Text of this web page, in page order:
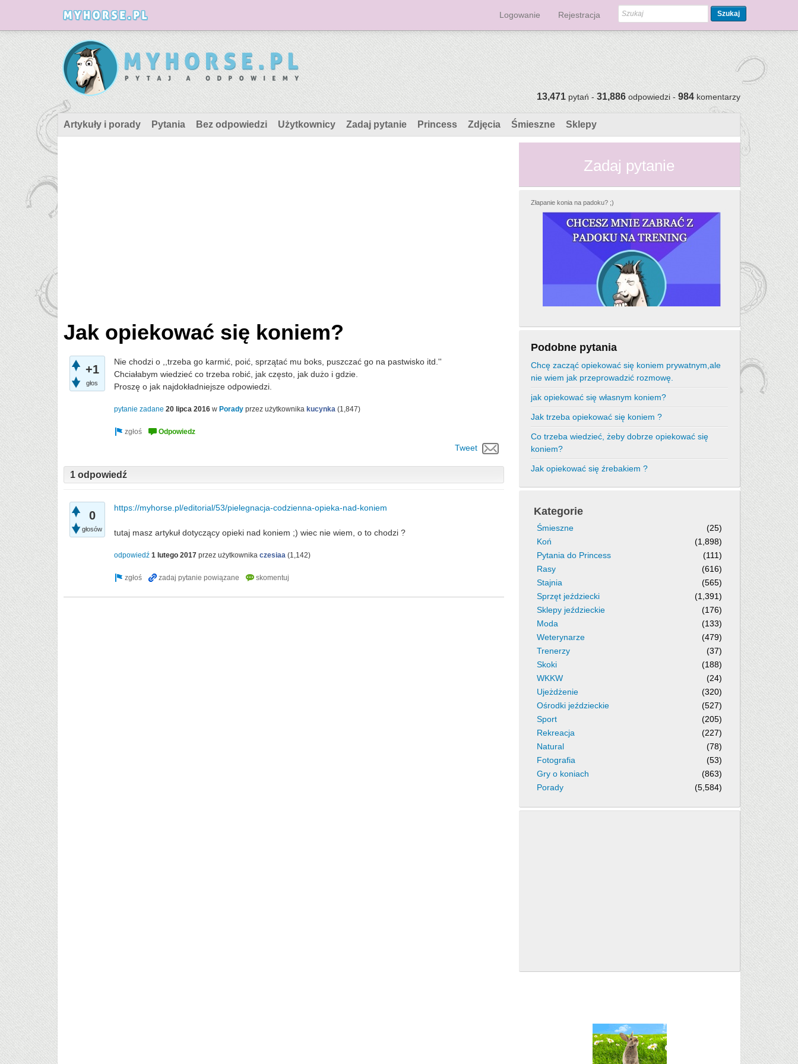
Logowanie Rejestracja Szukaj
13,471pytań -31,886odpowiedzi -984komentarzy
Artykuły i porady Pytania Bez odpowiedzi Użytkownicy Zadaj pytanie Princess Zdjęcia Śmieszne Sklepy
Jak opiekować się koniem?
+1
głos
Nie chodzi o ,,trzeba go karmić, poić, sprzątać mu boks, puszczać go na pastwisko itd.''
Chciałabym wiedzieć co trzeba robić, jak często, jak dużo i gdzie.
Proszę o jak najdokładniejsze odpowiedzi.
pytanie zadane 20 lipca 2016 w Porady przez użytkownika kucynka (1,847)
Tweet
1 odpowiedź
0
głosów
https://myhorse.pl/editorial/53/pielegnacja-codzienna-opieka-nad-koniem
tutaj masz artykuł dotyczący opieki nad koniem ;) wiec nie wiem, o to chodzi ?
odpowiedź 1 lutego 2017 przez użytkownika czesiaa (1,142)
Zadaj pytanie
Złapanie konia na padoku? ;)
Podobne pytania
Chcę zacząć opiekować się koniem prywatnym,ale
nie wiem jak przeprowadzić rozmowę.
jak opiekować się własnym koniem?
Jak trzeba opiekować się koniem ?
Co trzeba wiedzieć, żeby dobrze opiekować się
koniem?
Jak opiekować się źrebakiem ?
Kategorie
Śmieszne
(25)
Koń
(1,898)
Pytania do Princess
(111)
Rasy
(616)
Stajnia
(565)
Sprzęt jeździecki
(1,391)
Sklepy jeździeckie
(176)
Moda
(133)
Weterynarze
(479)
Trenerzy
(37)
Skoki
(188)
WKKW
(24)
Ujeżdżenie
(320)
Ośrodki jeździeckie
(527)
Sport
(205)
Rekreacja
(227)
Natural
(78)
Fotografia
(53)
Gry o koniach
(863)
Porady
(5,584)